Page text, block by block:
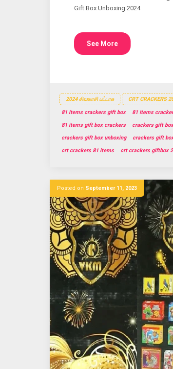
Gift Box Unboxing 2024
See More
2024 சிவகாசி பட்டாசு CRT CRACKERS
81 items crackers gift box 81 items
81 items gift box crackers
crackers gift
crackers gift box unboxing
crackers gift
crt crackers 81 items
crt crackers giftbox
Posted on September 11, 2023